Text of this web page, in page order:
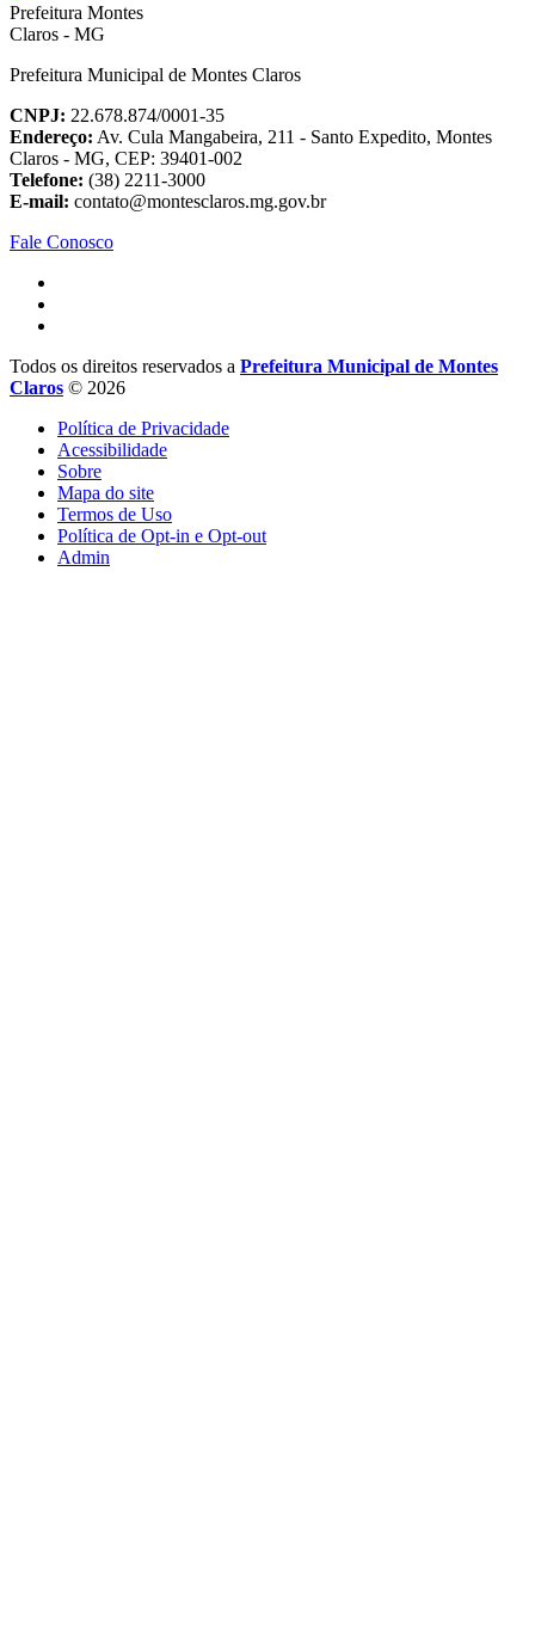
Prefeitura Municipal de Montes Claros
CNPJ: 22.678.874/0001-35
Endereço: Av. Cula Mangabeira, 211 - Santo Expedito, Montes
Claros - MG, CEP: 39401-002
Telefone: (38) 2211-3000
E-mail: contato@montesclaros.mg.gov.br
Fale Conosco
Todos os direitos reservados a Prefeitura Municipal de Montes
Claros © 2026
Política de Privacidade
Acessibilidade
Sobre
Mapa do site
Termos de Uso
Política de Opt-in e Opt-out
Admin